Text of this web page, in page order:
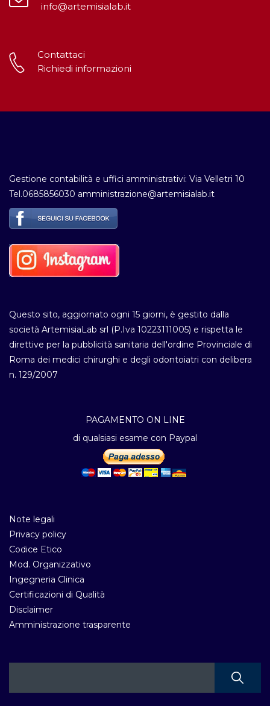
info@artemisialab.it
Contattaci
Richiedi informazioni
Gestione contabilità e uffici amministrativi: Via Velletri 10
Tel.0685856030 amministrazione@artemisialab.it
Questo sito, aggiornato ogni 15 giorni, è gestito dalla
società ArtemisiaLab srl (P.Iva 10223111005) e rispetta le
direttive per la pubblicità sanitaria dell'ordine Provinciale di
Roma dei medici chirurghi e degli odontoiatri con delibera
n. 129/2007
PAGAMENTO ON LINE
di qualsiasi esame con Paypal
Note legali
Privacy policy
Codice Etico
Mod. Organizzativo
Ingegneria Clinica
Certificazioni di Qualità
Disclaimer
Amministrazione trasparente